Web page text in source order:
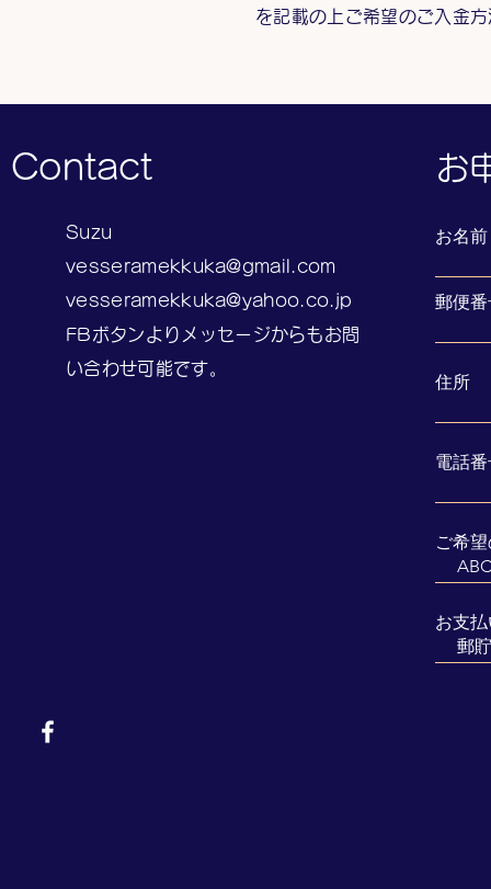
を記載の上ご希望のご入金
Contact
Suzu
vesseramekkuka@gmail.com
vesseramekkuka@yahoo.co.jp
​FBボタンよりメッセージからもお問
い合わせ可能です。
お
お名前
郵便
住所
電話
ご希
お支